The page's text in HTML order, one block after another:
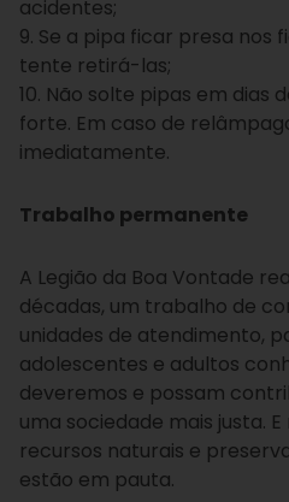
acidentes;
9. Se a pipa ficar presa nos
tente retirá-las;
10. Não solte pipas em dias
forte. Em caso de
imediatamente.
Trabalho permanente
A Legião da Boa Vontade
décadas, um trabalho de
unidades de atendimento,
adolescentes e adultos
deveremos e possam
uma sociedade mais justa.
recursos naturais e
estão em pauta.